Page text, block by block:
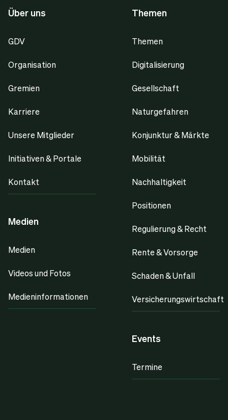
Über uns
GDV
Organisation
Gremien
Karriere
Unsere Mitglieder
Initiativen & Portale
Kontakt
Medien
Medien
Videos und Fotos
Medieninformationen
Themen
Themen
Digitalisierung
Gesellschaft
Naturgefahren
Konjunktur & Märkte
Mobilität
Nachhaltigkeit
Positionen
Regulierung & Recht
Rente & Vorsorge
Schaden & Unfall
Versicherungswirtschaft
Events
Termine